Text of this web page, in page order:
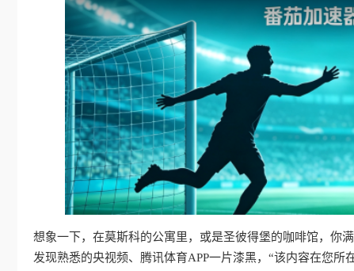
想象一下，在莫斯科的公寓里，或是圣彼得堡的咖啡馆，你
发现熟悉的央视频、腾讯体育APP一片漆黑，“该内容在您